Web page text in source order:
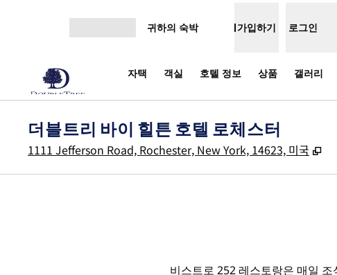
귀하의 숙박 가입하기 로그인
자택 객실 호텔 정보 상품 갤러리
더블트리 바이 힐튼 호텔 로체스터
1111 Jefferson Road, Rochester, New York, 14623, 미국 ,
비스트로 252 레스토랑은 매일